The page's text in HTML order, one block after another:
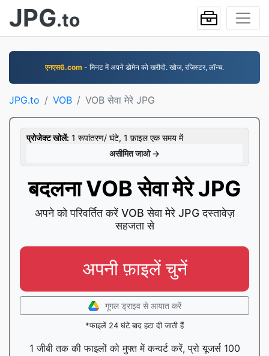
JPG.to
एनएस6.com - मिनट में अपने डोमेन को खरीदो. खोज, रजिस्टर, लॉन्च.
JPG.to VOB VOB सेवा मेरे JPG
प्रोजेक्ट खोलें: 1 रूपांतरण/ घंटे, 1 फ़ाइल एक समय में
असीमित जाओ →
बदलना VOB सेवा मेरे JPG
अपने को परिवर्तित करें VOB सेवा मेरे JPG दस्तावेज़
सहजता से
अपनी फ़ाइलें चुनें
गूगल ड्राइव से आयात करें
*फाइलें 24 घंटे बाद हटा दी जाती हैं
1 जीबी तक की फाइलों को मुफ्त में कन्वर्ट करें, प्रो यूजर्स 100